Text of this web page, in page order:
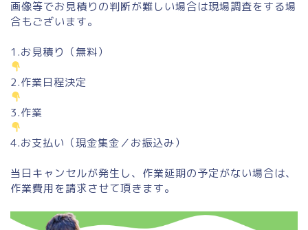
画像等でお見積りの判断が難しい場合は現場調査をする場
合もございます。
1.お見積り（無料）
2.作業日程決定
3.作業
4.お支払い（現金集金／お振込み）
当日キャンセルが発生し、作業延期の予定がない場合は、
作業費用を請求させて頂きます。